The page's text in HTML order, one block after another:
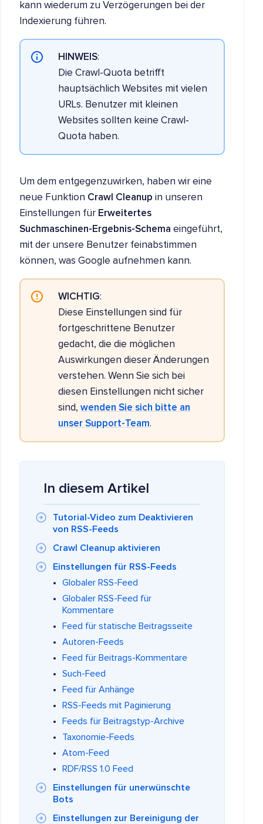
kann wiederum zu Verzögerungen bei der
Indexierung führen.
HINWEIS:
Die Crawl-Quota betrifft
hauptsächlich Websites mit vielen
URLs. Benutzer mit kleinen
Websites sollten keine Crawl-
Quota haben.
Um dem entgegenzuwirken, haben wir eine
neue Funktion Crawl Cleanup in unseren
Einstellungen für Erweitertes
Suchmaschinen-Ergebnis-Schema eingeführt,
mit der unsere Benutzer feinabstimmen
können, was Google aufnehmen kann.
WICHTIG:
Diese Einstellungen sind für
fortgeschrittene Benutzer
gedacht, die die möglichen
Auswirkungen dieser Änderungen
verstehen. Wenn Sie sich bei
diesen Einstellungen nicht sicher
sind, wenden Sie sich bitte an
unser Support-Team.
In diesem Artikel
Tutorial-Video zum Deaktivieren
von RSS-Feeds
Crawl Cleanup aktivieren
Einstellungen für RSS-Feeds
Globaler RSS-Feed
Globaler RSS-Feed für
Kommentare
Feed für statische Beitragsseite
Autoren-Feeds
Feed für Beitrags-Kommentare
Such-Feed
Feed für Anhänge
RSS-Feeds mit Paginierung
Feeds für Beitragstyp-Archive
Taxonomie-Feeds
Atom-Feed
RDF/RSS 1.0 Feed
Einstellungen für unerwünschte
Bots
Einstellungen zur Bereinigung der